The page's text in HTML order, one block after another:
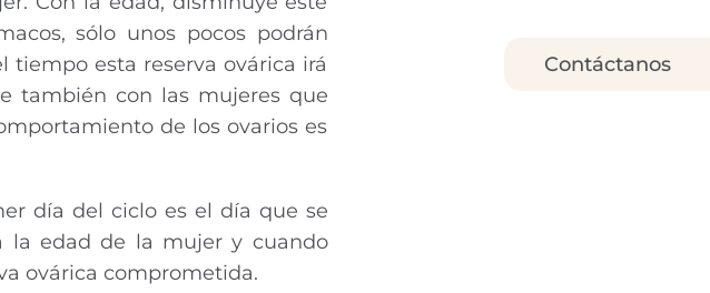
sólo unos pocos podrán
tiempo esta reserva ovárica irá
también con las mujeres que
de los ovarios es
día del ciclo es el día que se
la edad de la mujer y cuando
ovárica comprometida.
Contáctanos